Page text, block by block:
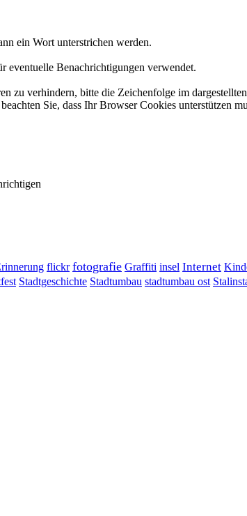
ein Wort unterstrichen werden.
eventuelle Benachrichtigungen verwendet.
zu verhindern, bitte die Zeichenfolge im
Sie, dass Ihr Browser Cookies unterstützen
flickr fotografie Graffiti insel Internet
Stadtgeschichte Stadtumbau stadtumbau ost